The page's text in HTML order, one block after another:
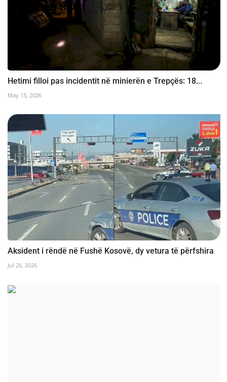
Hetimi filloi pas incidentit në minierën e Trepçës: 18...
May 15, 2026
Aksident i rëndë në Fushë Kosovë, dy vetura të përfshira
Jul 26, 2026